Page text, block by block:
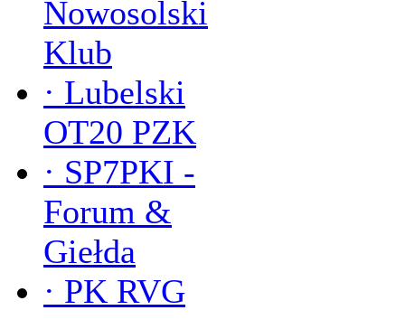
Nowosolski
Klub
· Lubelski
OT20 PZK
· SP7PKI -
Forum &
Giełda
· PK RVG